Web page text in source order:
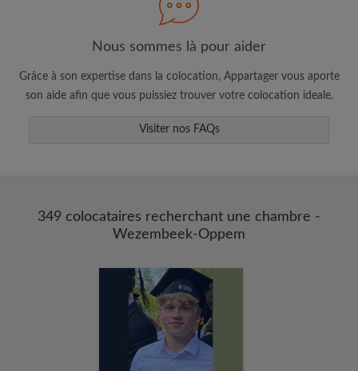
Consultez les chambres et les profils des
colocataires
Recevez des alertes pour toute nouvelle
annonce correspondant à vos critères
Faites vos demandes de visites
Nous sommes là pour aider
Grâce à son expertise dans la colocation, Appartager vous aporte
son aide afin que vous puissiez trouver votre colocation ideale.
Visiter nos FAQs
349 colocataires recherchant une chambre -
Wezembeek-Oppem